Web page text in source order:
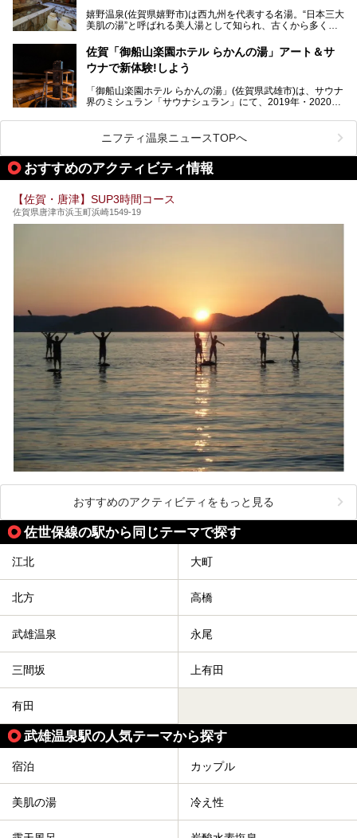
と言われるほど。今回は、そんな佐賀県で特におすすめのス
ーパー銭湯をピックアップしました。
嬉野温泉(佐賀県嬉野市)は西九州を代表する名湯。“日本三大
美肌の湯”と呼ばれる美人湯として知られ、古くから多くの
中でも「うれしの源泉 百年の湯」は、嬉野温泉では数少な
い日帰り入浴専門施設のひとつ。多くの常連客や観光客に親
しまれています。
今回は、地元九州在住のニフティ温泉ライターである筆者が
「うれしの源泉 百年の湯」を現地体験。定番の大浴場をは
提供元：うれしの源泉 百年の湯【PR】
この記事はうれしの源泉 百年の湯のPRレポート記事です。
佐賀「御船山楽園ホテル らかんの湯」アート＆サ
ウナで新体験!しよう
「御船山楽園ホテル らかんの湯」(佐賀県武雄市)は、サウナ
界のミシュラン「サウナシュラン」にて、2019年・2020
一のサウナと言っても過言ではありません。
今回は、その大注目のサウナと温泉入浴施設を、男女別浴室
ごとに現地取材してきました！ さらには、御船山楽園で同
時開催中のチームラボ作品展も併せてご紹介。アート＆サウ
ナというかつてどこにも無かった組み合わせで、新体験!し
ニフティ温泉ニュースTOPへ
おすすめのアクティビティ情報
【佐賀・唐津】SUP3時間コース
佐賀県唐津市浜玉町浜崎1549-19
おすすめのアクティビティをもっと見る
佐世保線の駅から同じテーマで探す
江北 大町
北方 高橋
武雄温泉 永尾
三間坂 上有田
有田
武雄温泉駅の人気テーマから探す
宿泊 カップル
美肌の湯 冷え性